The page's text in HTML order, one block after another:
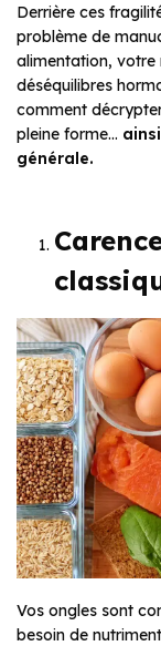
Derrière ces
problème de
alimentation, votre
déséquilibres
comment
pleine forme…
générale.
Vos ongles sont
besoin de